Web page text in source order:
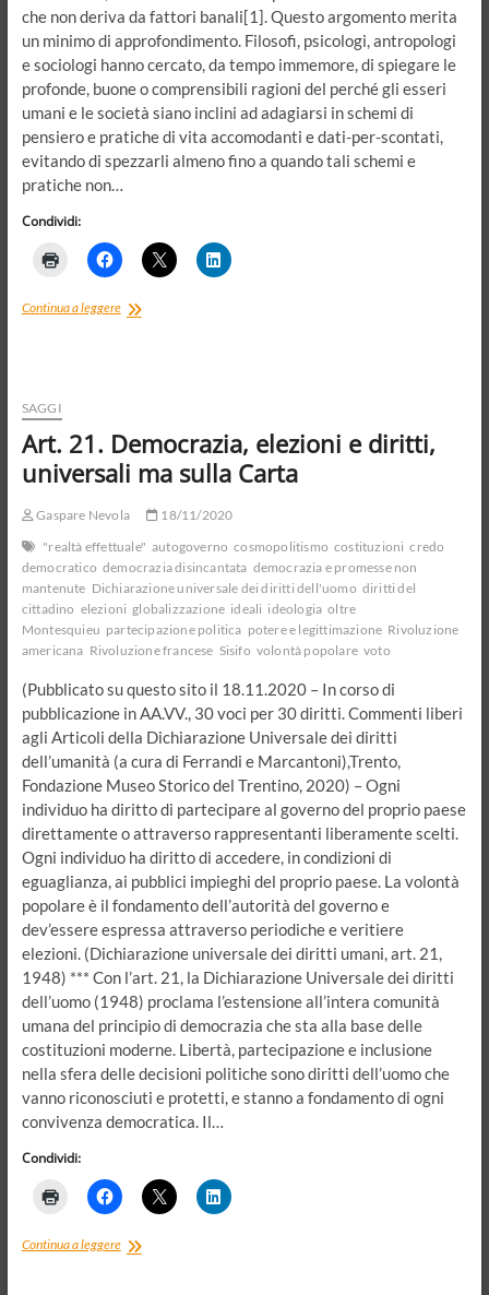
che non deriva da fattori banali[1]. Questo argomento merita
un minimo di approfondimento. Filosofi, psicologi, antropologi
e sociologi hanno cercato, da tempo immemore, di spiegare le
profonde, buone o comprensibili ragioni del perché gli esseri
umani e le società siano inclini ad adagiarsi in schemi di
pensiero e pratiche di vita accomodanti e dati-per-scontati,
evitando di spezzarli almeno fino a quando tali schemi e
pratiche non…
Condividi:
Continua a leggereRe-
(in
una
società
like
e
influencer)
(Seconda
parte)
SAGGI
Art. 21. Democrazia, elezioni e diritti,
universali ma sulla Carta
Gaspare Nevola
18/11/2020
"realtà effettuale" autogoverno cosmopolitismo costituzioni credo
democratico democrazia disincantata democrazia e promesse non
mantenute Dichiarazione universale dei diritti dell'uomo diritti del
cittadino elezioni globalizzazione ideali ideologia oltre
Montesquieu partecipazione politica potere e legittimazione Rivoluzione
americana Rivoluzione francese Sisifo volontà popolare voto
(Pubblicato su questo sito il 18.11.2020 – In corso di
pubblicazione in AA.VV., 30 voci per 30 diritti. Commenti liberi
agli Articoli della Dichiarazione Universale dei diritti
dell’umanità (a cura di Ferrandi e Marcantoni),Trento,
Fondazione Museo Storico del Trentino, 2020) – Ogni
individuo ha diritto di partecipare al governo del proprio paese
direttamente o attraverso rappresentanti liberamente scelti.
Ogni individuo ha diritto di accedere, in condizioni di
eguaglianza, ai pubblici impieghi del proprio paese. La volontà
popolare è il fondamento dell’autorità del governo e
dev’essere espressa attraverso periodiche e veritiere
elezioni. (Dichiarazione universale dei diritti umani, art. 21,
1948) *** Con l’art. 21, la Dichiarazione Universale dei diritti
dell’uomo (1948) proclama l’estensione all’intera comunità
umana del principio di democrazia che sta alla base delle
costituzioni moderne. Libertà, partecipazione e inclusione
nella sfera delle decisioni politiche sono diritti dell’uomo che
vanno riconosciuti e protetti, e stanno a fondamento di ogni
convivenza democratica. Il…
Condividi:
Continua a leggereArt.